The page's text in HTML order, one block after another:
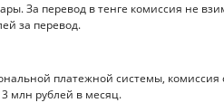
За перевод в тенге комиссия не
за перевод.
платежной системы, комиссия
млн рублей в месяц.